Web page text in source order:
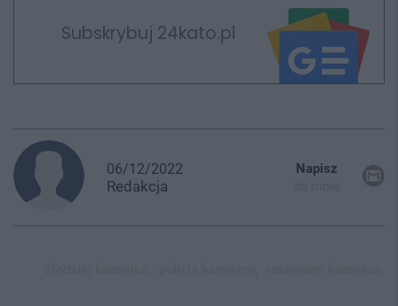
Subskrybuj 24kato.pl
06/12/2022
Redakcja
Napisz